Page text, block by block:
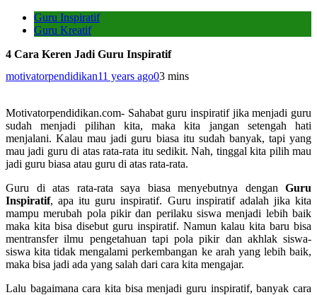
Guru Inspiratif
Guru Kreatif
4 Cara Keren Jadi Guru Inspiratif
motivatorpendidikan11 years ago03 mins
Motivatorpendidikan.com- Sahabat guru inspiratif jika menjadi guru
sudah menjadi pilihan kita, maka kita jangan setengah hati
menjalani. Kalau mau jadi guru biasa itu sudah banyak, tapi yang
mau jadi guru di atas rata-rata itu sedikit. Nah, tinggal kita pilih mau
jadi guru biasa atau guru di atas rata-rata.
Guru di atas rata-rata saya biasa menyebutnya dengan Guru
Inspiratif, apa itu guru inspiratif. Guru inspiratif adalah jika kita
mampu merubah pola pikir dan perilaku siswa menjadi lebih baik
maka kita bisa disebut guru inspiratif. Namun kalau kita baru bisa
mentransfer ilmu pengetahuan tapi pola pikir dan akhlak siswa-
siswa kita tidak mengalami perkembangan ke arah yang lebih baik,
maka bisa jadi ada yang salah dari cara kita mengajar.
Lalu bagaimana cara kita bisa menjadi guru inspiratif, banyak cara